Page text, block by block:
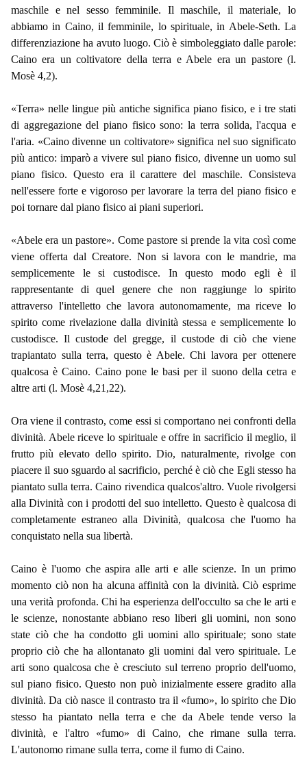
maschile e nel sesso femminile. Il maschile, il materiale, lo
abbiamo in Caino, il femminile, lo spirituale, in Abele-Seth. La
differenziazione ha avuto luogo. Ciò è simboleggiato dalle parole:
Caino era un coltivatore della terra e Abele era un pastore (l.
Mosè 4,2).
«Terra» nelle lingue più antiche significa piano fisico, e i tre stati
di aggregazione del piano fisico sono: la terra solida, l'acqua e
l'aria. «Caino divenne un coltivatore» significa nel suo significato
più antico: imparò a vivere sul piano fisico, divenne un uomo sul
piano fisico. Questo era il carattere del maschile. Consisteva
nell'essere forte e vigoroso per lavorare la terra del piano fisico e
poi tornare dal piano fisico ai piani superiori.
«Abele era un pastore». Come pastore si prende la vita così come
viene offerta dal Creatore. Non si lavora con le mandrie, ma
semplicemente le si custodisce. In questo modo egli è il
rappresentante di quel genere che non raggiunge lo spirito
attraverso l'intelletto che lavora autonomamente, ma riceve lo
spirito come rivelazione dalla divinità stessa e semplicemente lo
custodisce. Il custode del gregge, il custode di ciò che viene
trapiantato sulla terra, questo è Abele. Chi lavora per ottenere
qualcosa è Caino. Caino pone le basi per il suono della cetra e
altre arti (l. Mosè 4,21,22).
Ora viene il contrasto, come essi si comportano nei confronti della
divinità. Abele riceve lo spirituale e offre in sacrificio il meglio, il
frutto più elevato dello spirito. Dio, naturalmente, rivolge con
piacere il suo sguardo al sacrificio, perché è ciò che Egli stesso ha
piantato sulla terra. Caino rivendica qualcos'altro. Vuole rivolgersi
alla Divinità con i prodotti del suo intelletto. Questo è qualcosa di
completamente estraneo alla Divinità, qualcosa che l'uomo ha
conquistato nella sua libertà.
Caino è l'uomo che aspira alle arti e alle scienze. In un primo
momento ciò non ha alcuna affinità con la divinità. Ciò esprime
una verità profonda. Chi ha esperienza dell'occulto sa che le arti e
le scienze, nonostante abbiano reso liberi gli uomini, non sono
state ciò che ha condotto gli uomini allo spirituale; sono state
proprio ciò che ha allontanato gli uomini dal vero spirituale. Le
arti sono qualcosa che è cresciuto sul terreno proprio dell'uomo,
sul piano fisico. Questo non può inizialmente essere gradito alla
divinità. Da ciò nasce il contrasto tra il «fumo», lo spirito che Dio
stesso ha piantato nella terra e che da Abele tende verso la
divinità, e l'altro «fumo» di Caino, che rimane sulla terra.
L'autonomo rimane sulla terra, come il fumo di Caino.